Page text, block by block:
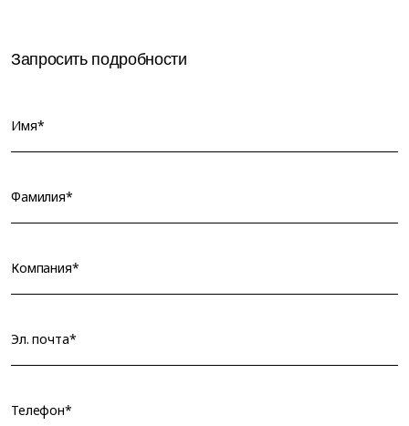
Запросить подробности
Имя*
Фамилия*
Компания*
Эл. почта*
Телефон*